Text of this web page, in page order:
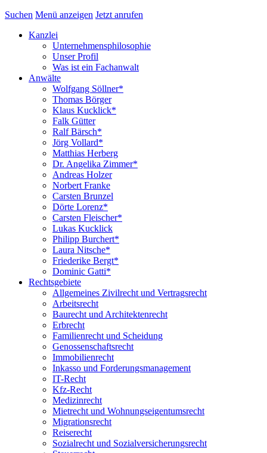
Suchen Menü anzeigen Jetzt anrufen
Kanzlei
Unternehmensphilosophie
Unser Profil
Was ist ein Fachanwalt
Anwälte
Wolfgang Söllner*
Thomas Börger
Klaus Kucklick*
Falk Gütter
Ralf Bärsch*
Jörg Vollard*
Matthias Herberg
Dr. Angelika Zimmer*
Andreas Holzer
Norbert Franke
Carsten Brunzel
Dörte Lorenz*
Carsten Fleischer*
Lukas Kucklick
Philipp Burchert*
Laura Nitsche*
Friederike Bergt*
Dominic Gatti*
Rechtsgebiete
Allgemeines Zivilrecht und Vertragsrecht
Arbeitsrecht
Baurecht und Architektenrecht
Erbrecht
Familienrecht und Scheidung
Genossenschaftsrecht
Immobilienrecht
Inkasso und Forderungsmanagement
IT-Recht
Kfz-Recht
Medizinrecht
Mietrecht und Wohnungseigentumsrecht
Migrationsrecht
Reiserecht
Sozialrecht und Sozialversicherungsrecht